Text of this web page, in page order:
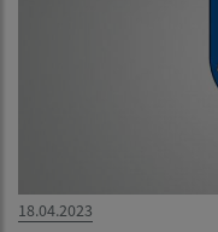
18.04.2023